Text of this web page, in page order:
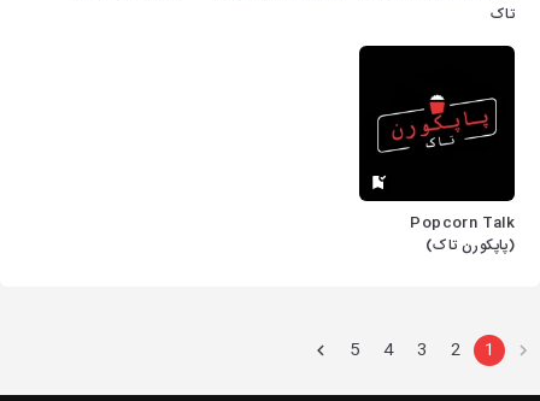
تاک
Popcorn Talk
(پاپکورن تاک)
1
2
3
4
5